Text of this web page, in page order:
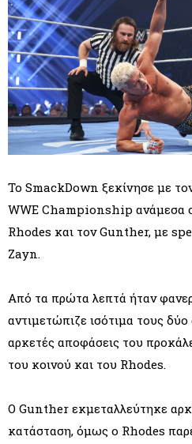
Το SmackDown ξεκίνησε με
WWE Championship ανάμεσα
Rhodes και τον Gunther, με
Zayn.
Από τα πρώτα λεπτά ήταν
αντιμετώπιζε ισότιμα τους
αρκετές αποφάσεις του
του κοινού και του Rhodes.
Ο Gunther εκμεταλλεύτηκε
κατάσταση, όμως ο Rhodes